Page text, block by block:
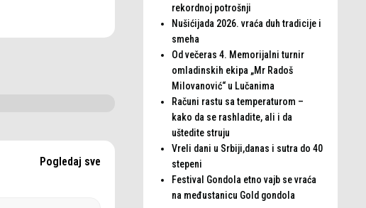
Pogledaj sve
rekordnoj potrošnji
Nušićijada 2026. vraća duh tradicije i
smeha
Od večeras 4. Memorijalni turnir
omladinskih ekipa „Mr Radoš
Milovanović“ u Lučanima
Računi rastu sa temperaturom –
kako da se rashladite, ali i da
uštedite struju
Vreli dani u Srbiji,danas i sutra do 40
stepeni
Festival Gondola etno vajb se vraća
na međustanicu Gold gondola